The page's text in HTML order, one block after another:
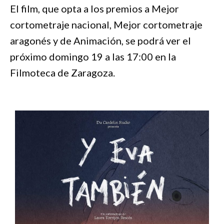
El film, que opta a los premios a Mejor
cortometraje nacional, Mejor cortometraje
aragonés y de Animación, se podrá ver el
próximo domingo 19 a las 17:00 en la
Filmoteca de Zaragoza.